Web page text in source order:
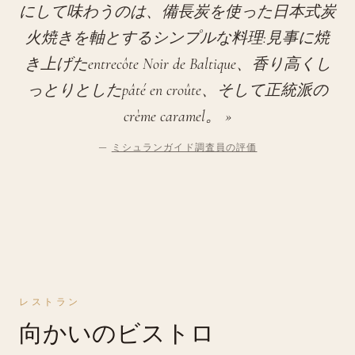
にして味わうのは、備長炭を使った日本式炭
火焼きを軸とするシンプルな料理:見事に焼
き上げたentrecôte Noir de Baltique、香り高くし
っとりとしたpâté en croûte、そして正統派の
crème caramel。 »
— ミシュランガイド調査員の評価
レストラン
向かいのビストロ